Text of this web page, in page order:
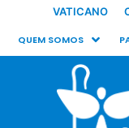
VATICANO
QUEM SOMOS